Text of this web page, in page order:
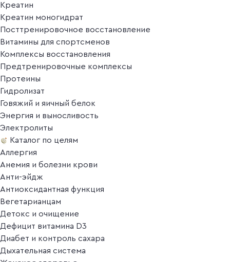
Креатин
Креатин моногидрат
Посттренировочное восстановление
Витамины для спортсменов
Комплексы восстановления
Предтренировочные комплексы
Протеины
Гидролизат
Говяжий и яичный белок
Энергия и выносливость
Электролиты
Каталог по целям
Аллергия
Анемия и болезни крови
Анти-эйдж
Антиоксидантная функция
Вегетарианцам
Детокс и очищение
Дефицит витамина D3
Диабет и контроль сахара
Дыхательная система